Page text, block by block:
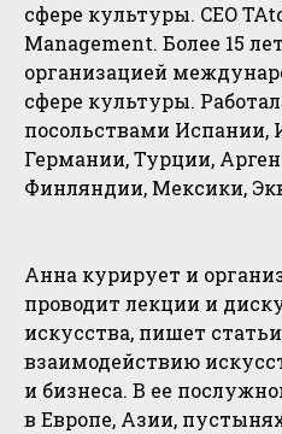
сфере культуры. CEO
Management. Более 15
организацией
сфере культуры.
посольствами Испании,
Германии, Турции,
Финляндии, Мексики,
Анна курирует и
проводит лекции и
искусства, пишет
взаимодействию
и бизнеса. В ее
в Европе, Азии,